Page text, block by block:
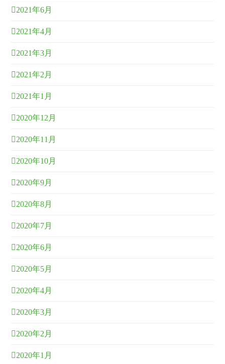
2021年6月
2021年4月
2021年3月
2021年2月
2021年1月
2020年12月
2020年11月
2020年10月
2020年9月
2020年8月
2020年7月
2020年6月
2020年5月
2020年4月
2020年3月
2020年2月
2020年1月